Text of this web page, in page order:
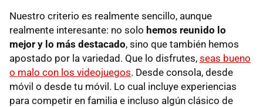
Nuestro criterio es realmente sencillo, aunque
realmente interesante: no solo hemos reunido lo
mejor y lo más destacado, sino que también hemos
apostado por la variedad. Que lo disfrutes, seas bueno
o malo con los videojuegos. Desde consola, desde
móvil o desde tu móvil. Lo cual incluye experiencias
para competir en familia e incluso algún clásico de